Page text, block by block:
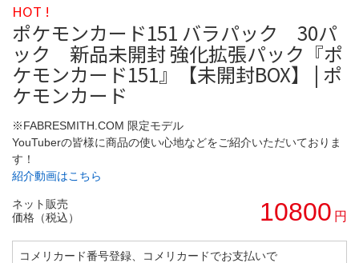
HOT !
ポケモンカード151 バラパック 30パ
ック 新品未開封 強化拡張パック『ポ
ケモンカード151』【未開封BOX】 | ポ
ケモンカード
※FABRESMITH.COM 限定モデル
YouTuberの皆様に商品の使い心地などをご紹介いただいておりま
す！
紹介動画はこちら
ネット販売
価格（税込）
10800 円
コメリカード番号登録、コメリカードでお支払いで